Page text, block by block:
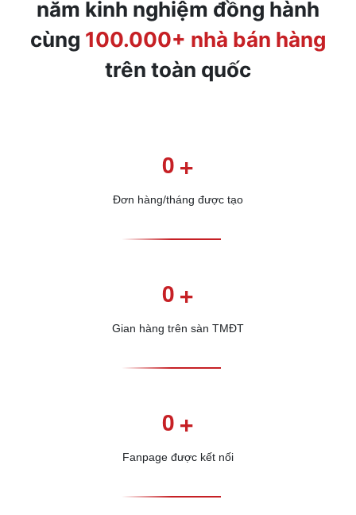
năm kinh nghiệm đồng hành
cùng 100.000+ nhà bán hàng
trên toàn quốc
0+
Đơn hàng/tháng được tạo
0+
Gian hàng trên sàn TMĐT
0+
Fanpage được kết nối